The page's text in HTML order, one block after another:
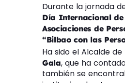
Durante la jornada
Día Internacional de
Asociaciones de
“Bilbao con las
Ha sido el Alcalde de
Gala, que ha
también se